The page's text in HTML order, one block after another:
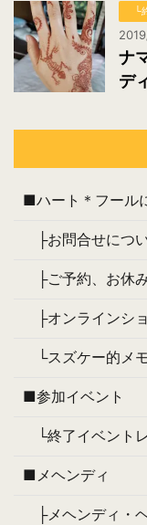
└
ナ
デ
■ハート＊フール
├お問合せにつ
├ご予約、お休
├オンラインシ
└スズケー的メモ
■参加イベント
└終了イベント
■メヘンディ
├メヘンディ・